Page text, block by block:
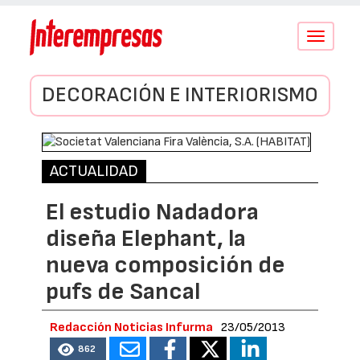
Conmutar
DECORACIÓN E INTERIORISMO
ACTUALIDAD
El estudio Nadadora
diseña Elephant, la
nueva composición de
pufs de Sancal
Redacción Noticias Infurma 23/05/2013
862